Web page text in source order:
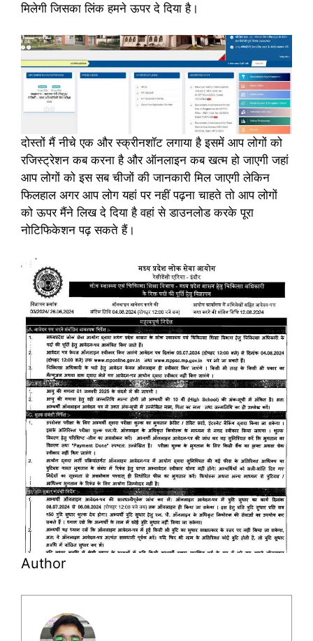
मिलेगी जिसका लिंक हमने ऊपर दे दिया है।
दोस्तों मैं नीचे एक और स्क्रीनशॉट लगाया है इसमें आप लोगों को
रजिस्ट्रेशन कब करना है और ऑनलाइन कब खत्म हो जाएगी जहां
आप लोगों को इस सब चीजों की जानकारी मिल जाएगी लेकिन
फिलहाल अगर आप लोग यहां पर नहीं पढ़ना चाहते तो आप लोगों
को ऊपर मैंने लिख दे दिया है वहां से डाउनलोड करके पूरा
नोटिफिकेशन पढ़ सकते हैं।
Author